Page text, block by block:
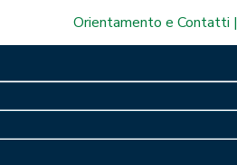
Orientamento e Contatti